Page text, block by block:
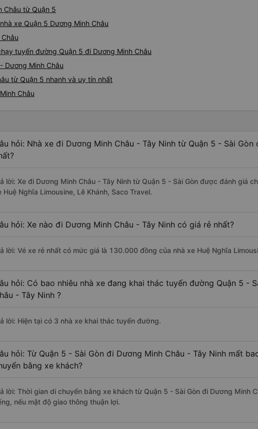
Châu từ Quận 5
xe Quận 5 Dương Minh Châu
tuyến đường Quận 5 đi Dương Minh Châu
Dương Minh Châu
từ Quận 5 nhanh và uy tín nhất
Châu
hỏi: Nhà xe đi Dương Minh Châu - Tây Ninh từ Quận 5 - Sài
lời: Xe đi Dương Minh Châu - Tây Ninh từ Quận 5 - Sài Gòn được đánh giá
Huệ Nghĩa Limousine, Lê Khánh, Saco Travel.
hỏi: Xe nào đi Dương Minh Châu - Tây Ninh có giá rẻ nhất?
lời: Vé xe rẻ nhất có mức giá là 130.000 đồng của nhà xe Huệ Nghĩa
hỏi: Có bao nhiêu nhà xe đang khai thác tuyến đường Quận 5 -
- Tây Ninh ?
lời: Hiện tại có 3 nhà xe khai thác tuyến đường.
hỏi: Từ Quận 5 - Sài Gòn đi Dương Minh Châu - Tây Ninh mất
bằng xe khách?
lời: Thời gian di chuyển bằng xe khách từ Quận 5 - Sài Gòn đi Dương Minh
nếu mật độ giao thông thuận lợi.